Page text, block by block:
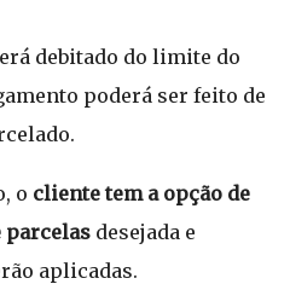
debitado do limite do
poderá ser feito de
o cliente tem a opção de
parcelas desejada e
aplicadas.